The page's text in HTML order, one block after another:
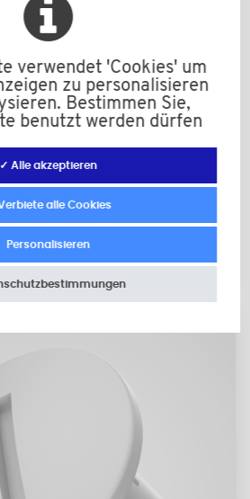
Polyamid schwarz
verwendet 'Cookies' um
zu personalisieren
Bestimmen Sie,
benutzt werden dürfen
✓ Alle akzeptieren
alle Cookies
Personalisieren